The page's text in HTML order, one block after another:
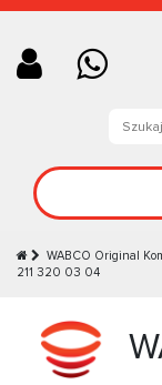
WABCO Original
211 320 03 04